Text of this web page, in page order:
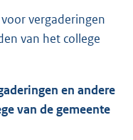
vergaderingen
van het college
en andere
van de gemeente